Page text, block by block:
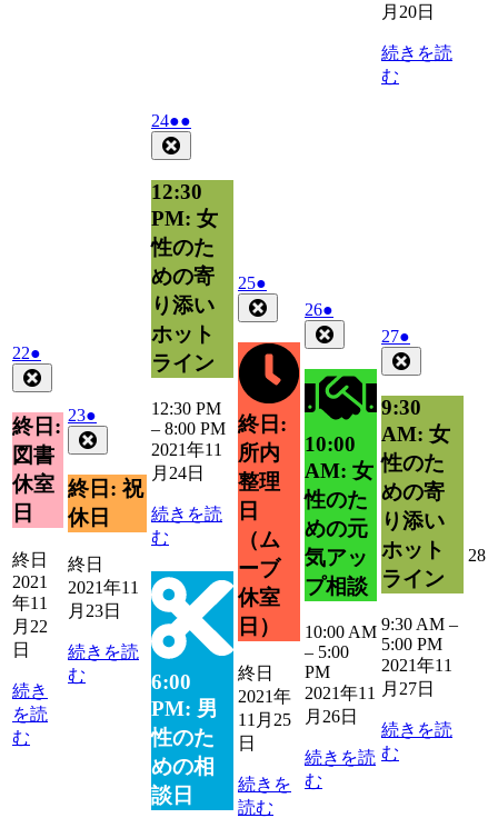
月20日
続きを読
む
222021
年
11
月
22
日
●
件
の
イ
ベ
ン
ト)
終日:
図書
休室
日
終日
2021
年11
月22
日
続き
を読
む
232021
年
11
月
23
日
●
件
の
イ
ベ
ン
ト)
終日: 祝
休日
終日
2021年11
月23日
続きを読
む
242021
年
11
月
日
●●
件
の
イ
ベ
ン
ト)
12:30
PM: 女
性のた
めの寄
り添い
ホット
ライン
12:30 PM
– 8:00 PM
2021年11
月24日
続きを読
む
6:00
PM: 男
性のた
めの相
談日
252021
年
11
月
●
件
の
イ
ベ
ン
ト)
終日:
所内
整理
日
（ム
ーブ
休室
日）
終日
2021年
11月25
日
続きを
読む
262021
年
11
月
26
日
●
件
の
イ
ベ
ン
ト)
10:00
AM: 女
性のた
めの元
気アッ
プ相談
10:00 AM
– 5:00
PM
2021年11
月26日
続きを読
む
272021
年
11
月
日
●
件
の
イ
ベ
ト)
9:30
AM: 女
性のた
めの寄
り添い
ホット
ライン
9:30 AM –
5:00 PM
2021年11
月27日
続きを読
む
28